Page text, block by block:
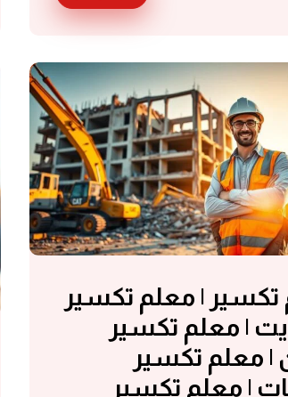
تكسير | معلم تكسير
| معلم تكسير
| معلم تكسير
| معلم تكسير